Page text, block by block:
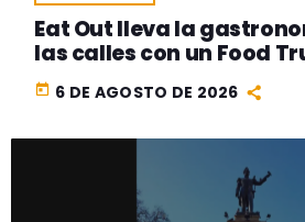
Eat Out lleva la
las calles con un Food
today 6 DE AGOSTO DE 2026